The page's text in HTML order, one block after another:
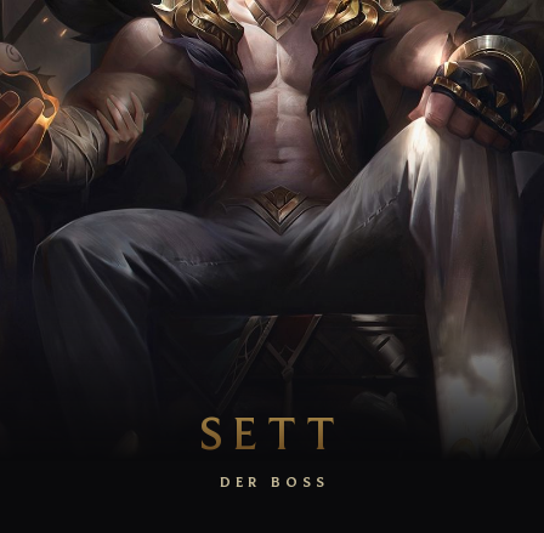
SETT
DER BOSS